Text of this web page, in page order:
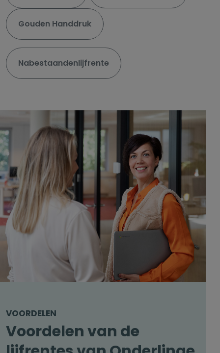
Gouden Handdruk
Nabestaandenlijfrente
VOORDELEN
Voordelen van de